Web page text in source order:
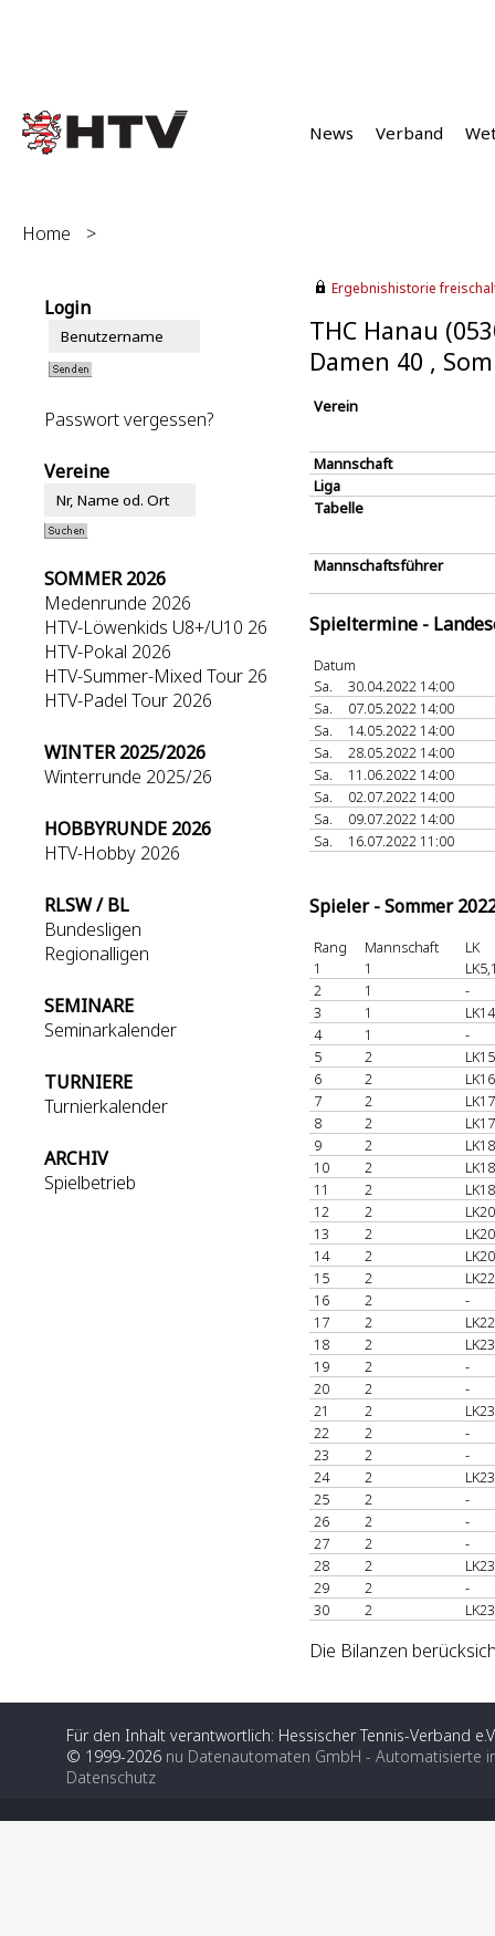
News Verband
Home >
Login
Passwort vergessen?
Vereine
SOMMER 2026
Medenrunde 2026
HTV-Löwenkids U8+/U10 26
HTV-Pokal 2026
HTV-Summer-Mixed Tour 26
HTV-Padel Tour 2026
WINTER 2025/2026
Winterrunde 2025/26
HOBBYRUNDE 2026
HTV-Hobby 2026
RLSW / BL
Bundesligen
Regionalligen
SEMINARE
Seminarkalender
TURNIERE
Turnierkalender
ARCHIV
Spielbetrieb
Ergebnishistorie
THC Hanau
Damen 40 ,
Verein
Mannschaft
Liga
Tabelle
Mannschaftsführer
Spieltermine -
Datum
Sa.
30.04.2022 14:00
Sa.
07.05.2022 14:00
Sa.
14.05.2022 14:00
Sa.
28.05.2022 14:00
Sa.
11.06.2022 14:00
Sa.
02.07.2022 14:00
Sa.
09.07.2022 14:00
Sa.
16.07.2022 11:00
Spieler - Sommer
Rang Mannschaft
LK
1
1
2
1
-
3
1
4
1
-
5
2
6
2
7
2
8
2
9
2
10
2
11
2
12
2
13
2
14
2
15
2
16
2
-
17
2
18
2
19
2
-
20
2
-
21
2
22
2
-
23
2
-
24
2
25
2
-
26
2
-
27
2
-
28
2
29
2
-
30
2
Die Bilanzen
Für den Inhalt verantwortlich: Hessischer Tennis-Verband
© 1999-2026 nu Datenautomaten GmbH - Automatisierte
Datenschutz